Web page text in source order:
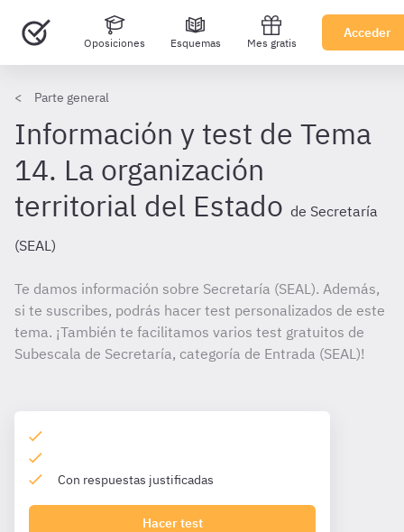
Oposiciones Esquemas Mes gratis
Acceder
Parte general
Información y test de Tema
14. La organización
territorial del Estado de Secretaría
(SEAL)
Te damos información sobre Secretaría (SEAL). Además,
si te suscribes, podrás hacer test personalizados de este
tema. ¡También te facilitamos varios test gratuitos de
Subescala de Secretaría, categoría de Entrada (SEAL)!
Con respuestas justificadas
Hacer test